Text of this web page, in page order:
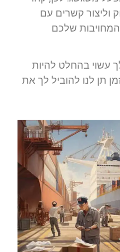
וליצור קשרים עם
שלכם
עשוי בהחלט להיות
תן לנו להוביל לך את